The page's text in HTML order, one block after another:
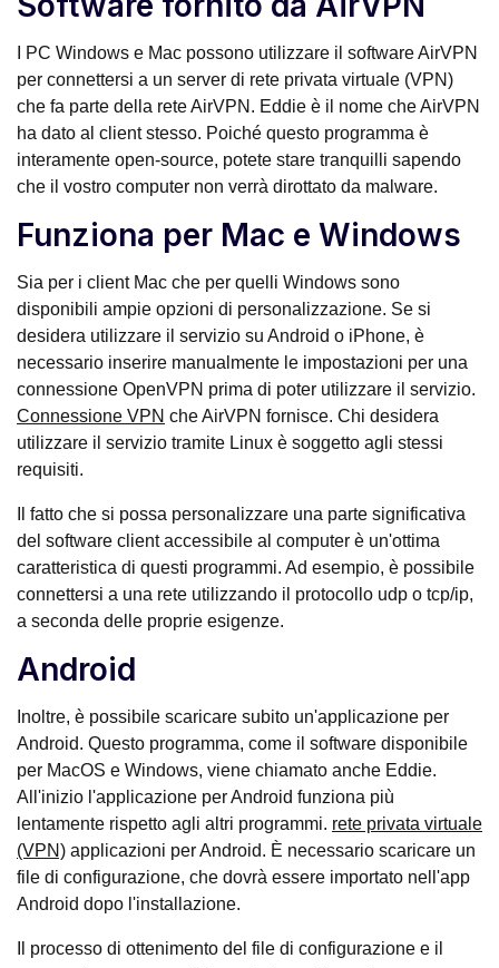
I PC Windows e Mac possono utilizzare il software AirVPN
per connettersi a un server di rete privata virtuale (VPN)
che fa parte della rete AirVPN. Eddie è il nome che AirVPN
ha dato al client stesso. Poiché questo programma è
interamente open-source, potete stare tranquilli sapendo
che il vostro computer non verrà dirottato da malware.
Funziona per Mac e Windows
Sia per i client Mac che per quelli Windows sono
disponibili ampie opzioni di personalizzazione. Se si
desidera utilizzare il servizio su Android o iPhone, è
necessario inserire manualmente le impostazioni per una
connessione OpenVPN prima di poter utilizzare il servizio.
Connessione VPN che AirVPN fornisce. Chi desidera
utilizzare il servizio tramite Linux è soggetto agli stessi
requisiti.
Il fatto che si possa personalizzare una parte significativa
del software client accessibile al computer è un'ottima
caratteristica di questi programmi. Ad esempio, è possibile
connettersi a una rete utilizzando il protocollo udp o tcp/ip,
a seconda delle proprie esigenze.
Android
Inoltre, è possibile scaricare subito un'applicazione per
Android. Questo programma, come il software disponibile
per MacOS e Windows, viene chiamato anche Eddie.
All'inizio l'applicazione per Android funziona più
lentamente rispetto agli altri programmi. rete privata virtuale
(VPN) applicazioni per Android. È necessario scaricare un
file di configurazione, che dovrà essere importato nell'app
Android dopo l'installazione.
Il processo di ottenimento del file di configurazione e il